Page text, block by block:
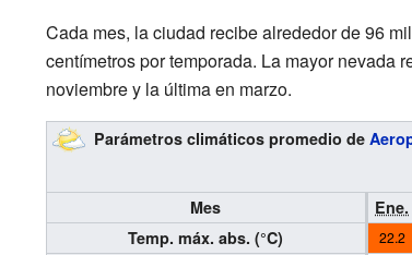
Cada mes, la ciudad recibe alrededor de 96
centímetros por temporada. La mayor nevada
noviembre y la última en marzo.
Parámetros climáticos promedio de
Mes
Ene.
Temp. máx. abs. (°C)
22.2